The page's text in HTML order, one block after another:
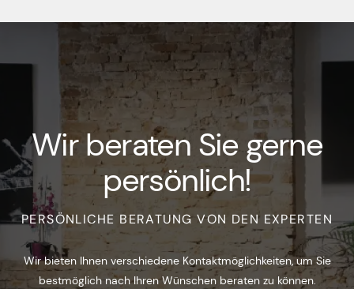
Wir beraten Sie gerne
persönlich!
PERSÖNLICHE BERATUNG VON DEN EXPERTEN
Wir bieten Ihnen verschiedene Kontaktmöglichkeiten, um Sie
bestmöglich nach Ihren Wünschen beraten zu können.